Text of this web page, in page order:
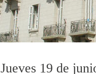
Jueves 19 de